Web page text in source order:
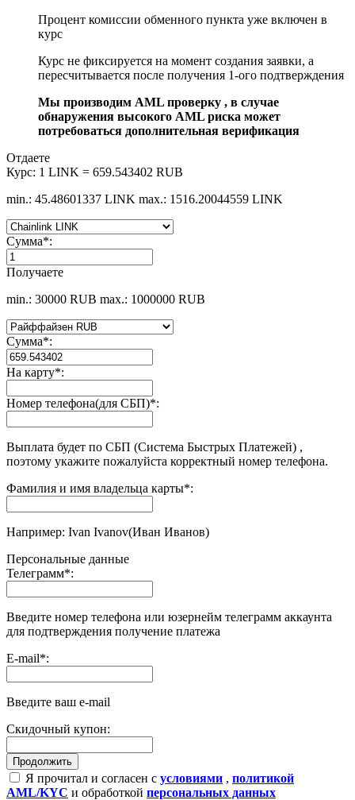
Процент комиссии обменного пункта уже включен в
курс
Курс не фиксируется на момент создания заявки, а
пересчитывается после получения 1-ого подтверждения
Мы производим AML проверку , в случае
обнаружения высокого AML риска может
потребоваться дополнительная верификация
Отдаете
Курс: 1 LINK = 659.543402 RUB
min.: 45.48601337 LINK max.: 1516.20044559 LINK
Сумма*:
Получаете
min.: 30000 RUB max.: 1000000 RUB
Сумма*:
На карту*:
Номер телефона(для СБП)*:
Выплата будет по СБП (Система Быстрых Платежей) ,
поэтому укажите пожалуйста корректный номер телефона.
Фамилия и имя владельца карты*:
Например: Ivan Ivanov(Иван Иванов)
Персональные данные
Телеграмм*:
Введите номер телефона или юзернейм телеграмм аккаунта
для подтверждения получение платежа
E-mail*:
Введите ваш e-mail
Скидочный купон:
Я прочитал и согласен с условиями , политикой
AML/KYC и обработкой персональных данных